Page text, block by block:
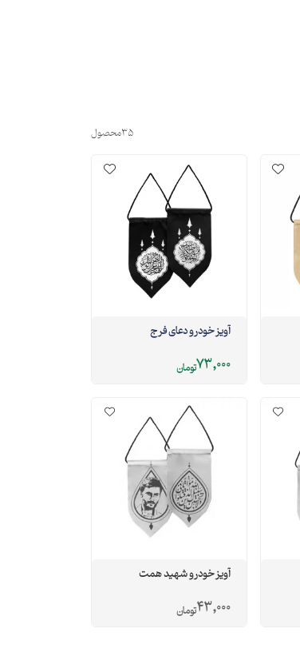
35محصول
آویز خودرو دعای فرج
73,000تومان
آویز خودرو شهید همت
43,000تومان